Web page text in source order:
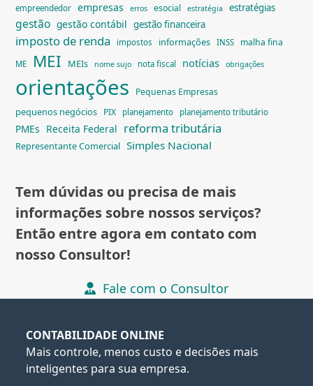
empreendedor empresas erros esocial estratégia estratégias
gestão gestão contábil gestão financeira
imposto de renda impostos informações INSS malha fina
ME MEI MEIs nome sujo nota fiscal notícias obrigações
orientações Pequenas Empresas
pequenos negócios PIX planejamento planejamento tributário
PMEs Receita Federal reforma tributária
Representante Comercial Simples Nacional
Tem dúvidas ou precisa de mais
informações sobre nossos serviços?
Então entre agora em contato com
nosso Consultor!
Fale com o Consultor
CONTABILIDADE ONLINE
Mais controle, menos custo e decisões mais
inteligentes para sua empresa.